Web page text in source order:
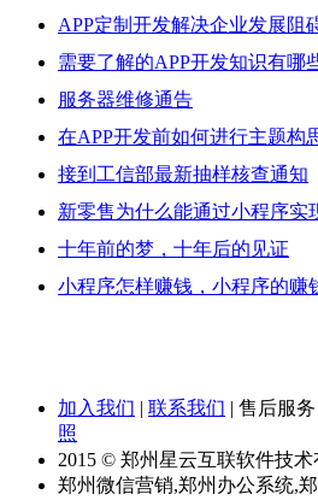
APP定制开发解决企业发展阻
需要了解的APP开发知识有哪
服务器维修通告
在APP开发前如何进行主题构
接到工信部最新抽样核查通知
新零售为什么能通过小程序实
十年前的梦，十年后的见证
小程序怎样赚钱，小程序的赚
加入我们 | 联系我们 | 售后服务
照
2015 © 郑州星云互联软件技术
郑州微信营销,郑州办公系统,